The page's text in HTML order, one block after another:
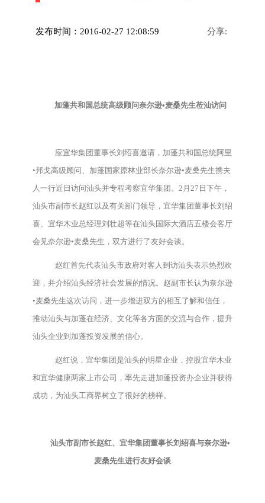
发布时间：2016-02-27 12:08:59 分享:
加蓬共和国总统高级顾问奈尔逊•麦桑先生莅汕访问
应宜华集团董事长刘绍喜邀请，加蓬共和国总统阿里
•邦戈高级顾问、加蓬国家原林业部长奈尔逊•麦桑先生携夫
人一行近日访问汕头并专程考察宜华集团。2月27日下午，
汕头市副市长赵红以及有关部门领导，宜华集团董事长刘绍
喜、宜华木业总经理刘壮超等在汕头国际大酒店五楼会客厅
会见奈尔逊•麦桑先生，双方进行了友好会谈。
赵红首先代表汕头市政府对客人到访汕头表示热烈欢
迎，并介绍汕头经济社会发展的情况。赵副市长认为奈尔逊
•麦桑先生这次访问，进一步增进双方的相互了解和信任，
推动汕头与加蓬在经济、文化等各方面的交流与合作，提升
汕头企业到加蓬投资发展的信心。
赵红说，宜华集团是汕头的明星企业，控股宜华木业
和宜华健康两家上市公司，率先走进加蓬投资办企业并获得
成功，为汕头工商界树立了很好的榜样。
汕头市副市长赵红、宜华集团董事长刘绍喜与奈尔逊•
麦桑先生进行友好会谈